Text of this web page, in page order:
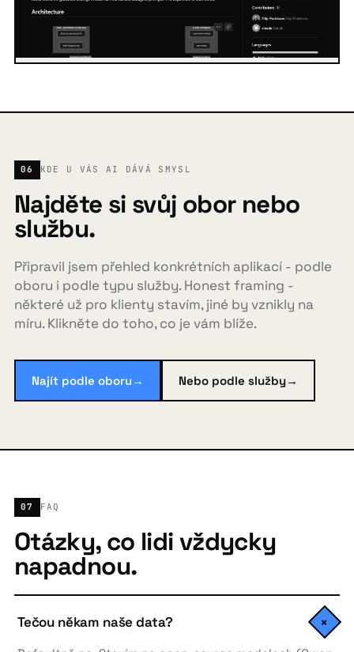
06 KDE U VÁS AI DÁVÁ SMYSL
Najděte si svůj obor nebo
službu.
Připravil jsem přehled konkrétních aplikací - podle
oboru i podle typu služby. Honest framing -
některé už pro klienty stavím, jiné by vznikly na
míru. Klikněte do toho, co je vám blíže.
Najít podle oboru→ Nebo podle služby→
07 FAQ
Otázky, co lidi vždycky
napadnou.
Tečou někam naše data? +